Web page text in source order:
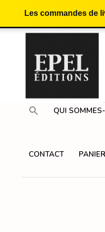
Les commandes de
QUI
CONTACT PANIER